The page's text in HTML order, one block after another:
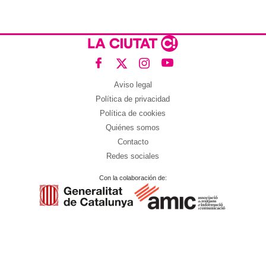
Aviso legal
Política de privacidad
Política de cookies
Quiénes somos
Contacto
Redes sociales
Con la colaboración de: